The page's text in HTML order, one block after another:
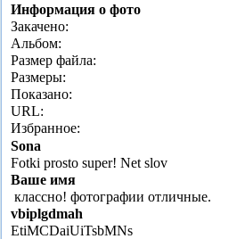
Информация о фото
Закачено:
Альбом:
Размер файла:
Размеры:
Показано:
URL:
Избранное:
Sona
Fotki prosto super! Net slov
Ваше имя
классно! фотографии отличные.
vbiplgdmah
EtiMCDaiUiTsbMNs